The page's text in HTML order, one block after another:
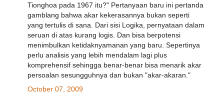
Tionghoa pada 1967 itu?" Pertanyaan baru ini pertanda
gamblang bahwa akar kekerasannya bukan seperti
yang tertulis di sana. Dari sisi Logika, pernyataan dalam
seruan di atas kurang logis. Dan bisa berpotensi
menimbulkan ketidaknyamanan yang baru. Sepertinya
perlu analisis yang lebih mendalam lagi plus
komprehensif sehingga benar-benar bisa menarik akar
persoalan sesungguhnya dan bukan "akar-akaran."
October 07, 2009